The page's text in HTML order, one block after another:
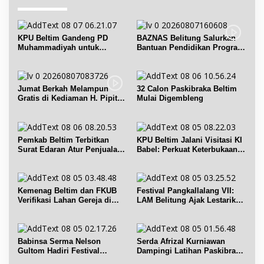
KPU Beltim Gandeng PD
Muhammadiyah untuk
BAZNAS Belitung Salurkan
Bantuan Pendidikan Program
Jumat Berkah Melampun
Gratis di Kediaman H. Pipit
32 Calon Paskibraka Beltim
Mulai Digembleng
Pemkab Beltim Terbitkan
Surat Edaran Atur Penjualan
KPU Beltim Jalani Visitasi KI
Babel: Perkuat Keterbukaan
Kemenag Beltim dan FKUB
Verifikasi Lahan Gereja di
Festival Pangkallalang VII:
LAM Belitung Ajak Lestarikan
Babinsa Serma Nelson
Gultom Hadiri Festival
Serda Afrizal Kurniawan
Dampingi Latihan Paskibra